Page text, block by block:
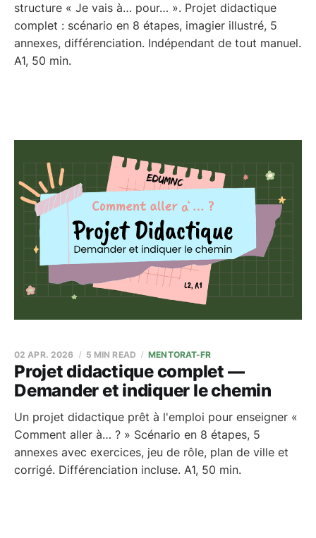
structure « Je vais à… pour… ». Projet didactique
complet : scénario en 8 étapes, imagier illustré, 5
annexes, différenciation. Indépendant de tout manuel.
A1, 50 min.
Projet didactique complet —
Demander et indiquer le chemin
02 APR. 2026 5 MIN READ MENTORAT-FR
Un projet didactique prêt à l'emploi pour enseigner «
Comment aller à… ? » Scénario en 8 étapes, 5
annexes avec exercices, jeu de rôle, plan de ville et
corrigé. Différenciation incluse. A1, 50 min.